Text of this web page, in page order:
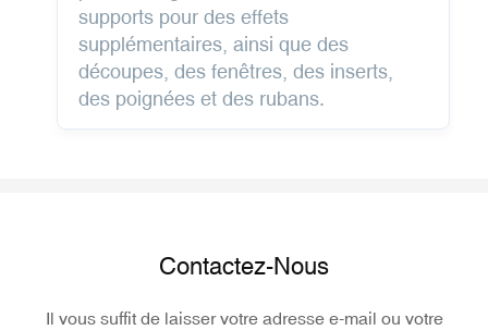
supports pour des effets
supplémentaires, ainsi que des
découpes, des fenêtres, des inserts,
des poignées et des rubans.
Contactez-Nous
Il vous suffit de laisser votre adresse e-mail ou votre